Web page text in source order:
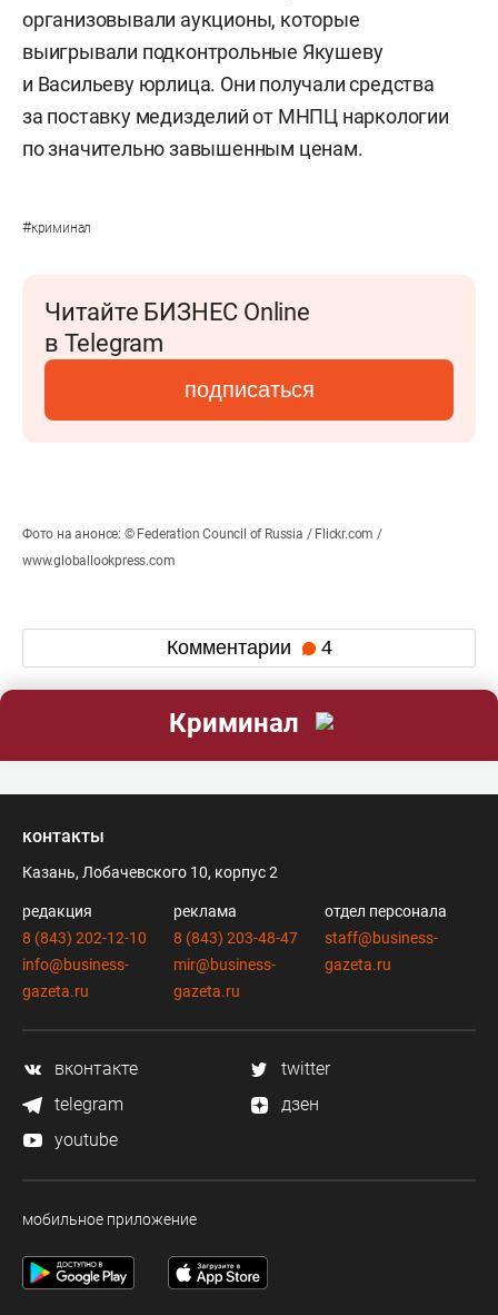
организовывали аукционы, которые
выигрывали подконтрольные Якушеву
и Васильеву юрлица. Они получали средства
за поставку медизделий от МНПЦ наркологии
по значительно завышенным ценам.
#криминал
Читайте БИЗНЕС Online
в Telegram
подписаться
Фото на анонсе: © Federation Council of Russia / Flickr.com /
www.globallookpress.com
Комментарии 4
Криминал
контакты
Казань, Лобачевского 10, корпус 2
редакция
8 (843) 202-12-10
info@business-
gazeta.ru
реклама
8 (843) 203-48-47
mir@business-
gazeta.ru
отдел персонала
staff@business-
gazeta.ru
вконтакте
twitter
telegram
дзен
youtube
мобильное приложение